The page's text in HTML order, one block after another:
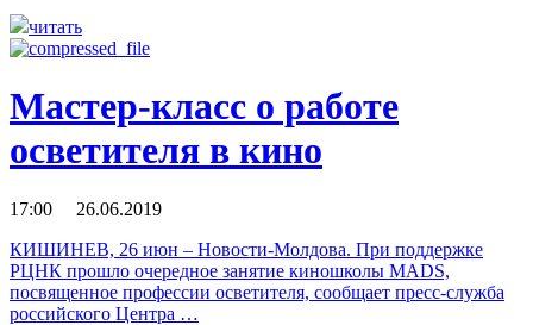
читать
Мастер-класс о работе
осветителя в кино
17:00 26.06.2019
КИШИНЕВ, 26 июн – Новости-Молдова. При поддержке
РЦНК прошло очередное занятие киношколы MADS,
посвященное профессии осветителя, сообщает пресс-служба
российского Центра …